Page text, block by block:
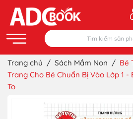
Trang chủ / Sách Mầm Non / Bé
Trang Cho Bé Chuẩn Bị Vào Lớp 1 -
To